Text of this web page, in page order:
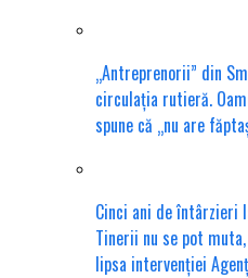
„Antreprenorii” din
circulația rutieră.
spune că „nu are
Cinci ani de întârzieri
Tinerii nu se pot
lipsa intervenției